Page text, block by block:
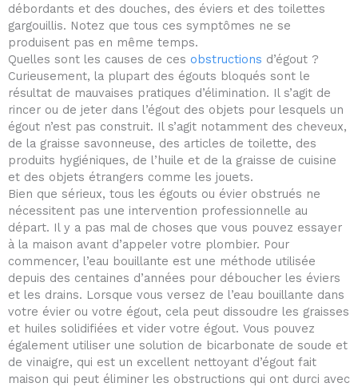
débordants et des douches, des éviers et des toilettes
gargouillis. Notez que tous ces symptômes ne se
produisent pas en même temps.
Quelles sont les causes de ces obstructions d’égout ?
Curieusement, la plupart des égouts bloqués sont le
résultat de mauvaises pratiques d’élimination. Il s’agit de
rincer ou de jeter dans l’égout des objets pour lesquels un
égout n’est pas construit. Il s’agit notamment des cheveux,
de la graisse savonneuse, des articles de toilette, des
produits hygiéniques, de l’huile et de la graisse de cuisine
et des objets étrangers comme les jouets.
Bien que sérieux, tous les égouts ou évier obstrués ne
nécessitent pas une intervention professionnelle au
départ. Il y a pas mal de choses que vous pouvez essayer
à la maison avant d’appeler votre plombier. Pour
commencer, l’eau bouillante est une méthode utilisée
depuis des centaines d’années pour déboucher les éviers
et les drains. Lorsque vous versez de l’eau bouillante dans
votre évier ou votre égout, cela peut dissoudre les graisses
et huiles solidifiées et vider votre égout. Vous pouvez
également utiliser une solution de bicarbonate de soude et
de vinaigre, qui est un excellent nettoyant d’égout fait
maison qui peut éliminer les obstructions qui ont durci avec